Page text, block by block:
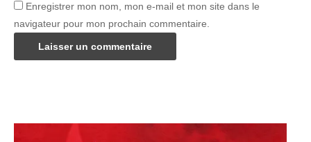
Enregistrer mon nom, mon e-mail et mon site dans le
navigateur pour mon prochain commentaire.